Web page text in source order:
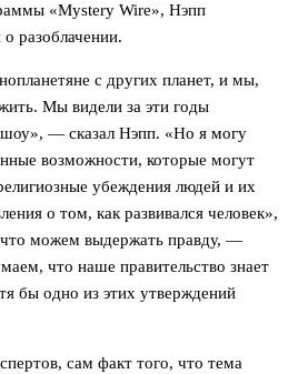
«Mystery Wire», Нэпп
разоблачении.
с других планет, и мы,
Мы видели за эти годы
— сказал Нэпп. «Но я могу
возможности, которые могут
убеждения людей и их
о том, как развивался человек»,
можем выдержать правду, —
что наше правительство знает
бы одно из этих утверждений
сам факт того, что тема